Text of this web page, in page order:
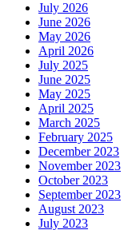
July 2026
June 2026
May 2026
April 2026
July 2025
June 2025
May 2025
April 2025
March 2025
February 2025
December 2023
November 2023
October 2023
September 2023
August 2023
July 2023